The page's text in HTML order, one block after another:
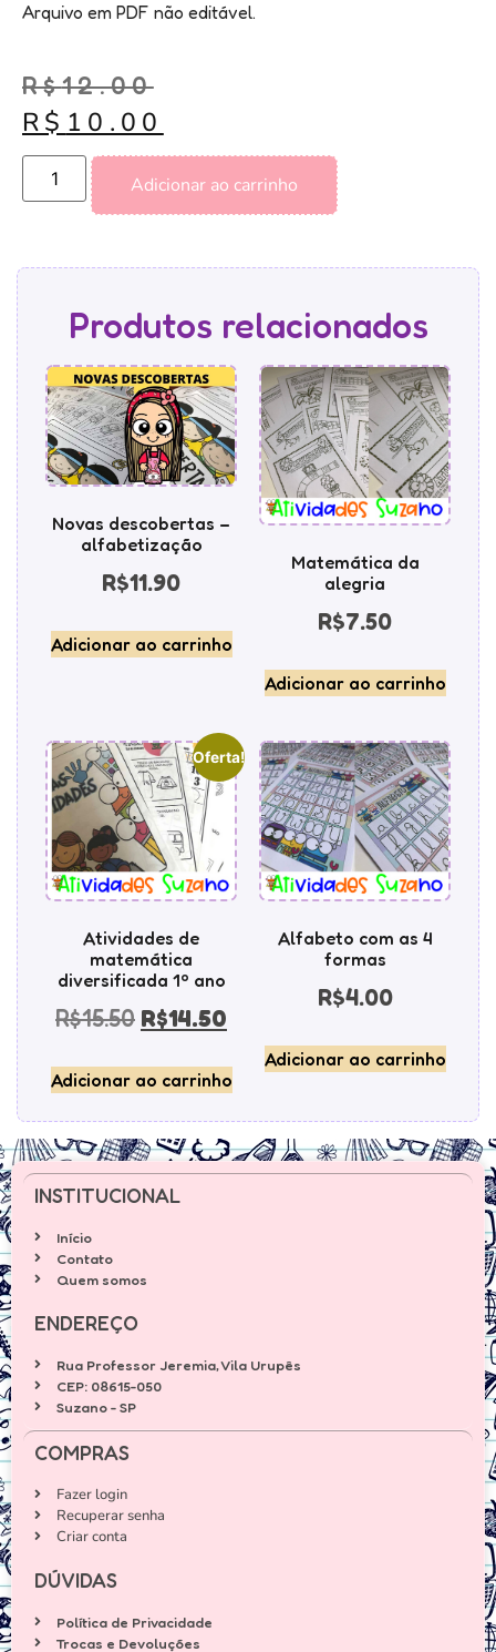
Arquivo em PDF não editável.
R$12.00
R$ 10.00
Adicionar ao carrinho
Produtos relacionados
Novas descobertas –
alfabetização
R$11.90
Adicionar ao carrinho
Matemática da
alegria
R$7.50
Adicionar ao carrinho
Oferta!
Atividades de
matemática
diversificada 1º ano
R$15.50 R$14.50
Adicionar ao carrinho
Alfabeto com as 4
formas
R$4.00
Adicionar ao carrinho
INSTITUCIONAL
Início
Contato
Quem somos
ENDEREÇO
Rua Professor Jeremia, Vila Urupês
CEP: 08615-050
Suzano - SP
COMPRAS
Fazer login
Recuperar senha
Criar conta
DÚVIDAS
Política de Privacidade
Trocas e Devoluções